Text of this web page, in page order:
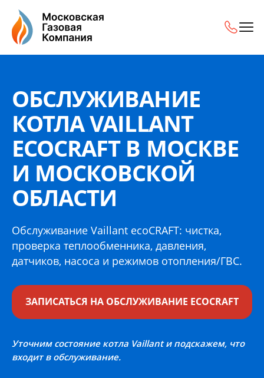
ОБСЛУЖИВАНИЕ
КОТЛА VAILLANT
ECOCRAFT В МОСКВЕ
И МОСКОВСКОЙ
ОБЛАСТИ
Обслуживание Vaillant ecoCRAFT: чистка,
проверка теплообменника, давления,
датчиков, насоса и режимов отопления/ГВС.
ЗАПИСАТЬСЯ НА ОБСЛУЖИВАНИЕ ECOCRAFT
Уточним состояние котла Vaillant и подскажем, что
входит в обслуживание.